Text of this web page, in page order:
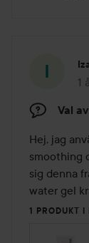
1
Val
Hej, jag
smoothing
sig denna
water gel
1 PRODUKT